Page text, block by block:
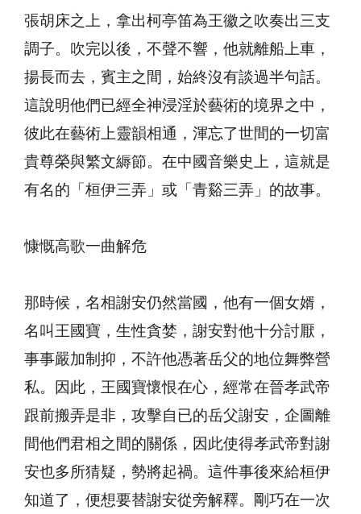
張胡床之上，拿出柯亭笛為王徽之吹奏出三支
調子。吹完以後，不聲不響，他就離船上車，
揚長而去，賓主之間，始終沒有談過半句話。
這說明他們已經全神浸淫於藝術的境界之中，
彼此在藝術上靈韻相通，渾忘了世間的一切富
貴尊榮與繁文縟節。在中國音樂史上，這就是
有名的「桓伊三弄」或「青谿三弄」的故事。
慷慨高歌一曲解危
那時候，名相謝安仍然當國，他有一個女婿，
名叫王國寶，生性貪婪，謝安對他十分討厭，
事事嚴加制抑，不許他憑著岳父的地位舞弊營
私。因此，王國寶懷恨在心，經常在晉孝武帝
跟前搬弄是非，攻擊自已的岳父謝安，企圖離
間他們君相之間的關係，因此使得孝武帝對謝
安也多所猜疑，勢將起禍。這件事後來給桓伊
知道了，便想要替謝安從旁解釋。剛巧在一次